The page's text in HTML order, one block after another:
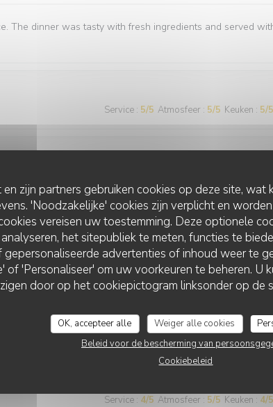
zijn partners gebruiken cookies op deze site, wat
'Noodzakelijke' cookies zijn verplicht en
vereisen uw toestemming. Deze optionele
het sitepubliek te meten, functies te
advertenties of inhoud weer te
of 'Personaliseer' om uw voorkeuren te beheren. U
door op het cookiepictogram linksonder op de
OK, accepteer alle Weiger alle cookies
Beleid voor de bescherming van
Cookiebeleid
The dinner was tasty with fresh ingredients and served
Service : 5/5 Atmosfeer : 5/5 Keuken : 5/5
Service:5/5 Atmosfeer:5/5 Keuken:5 /5
Service : 4/5 Atmosfeer : 5/5 Keuken : 4/5